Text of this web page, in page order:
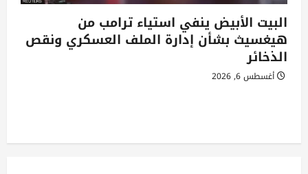
البيت الأبيض ينفي استياء ترامب من
هيغسيث بشأن إدارة الملف العسكري ونقص
الذخائر
أغسطس 6, 2026